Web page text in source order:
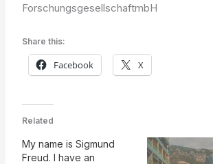
ForschungsgesellschaftmbH
Share this:
Facebook X
Related
My name is Sigmund
Freud. I have an